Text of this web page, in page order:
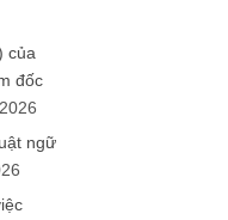
của
đốc
ngữ